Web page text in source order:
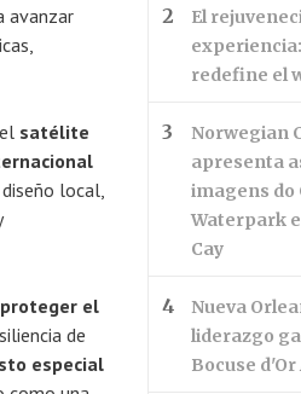
avanzar
satélite
local,
proteger el
de
especial
El
redefine el
Norwegian
apresenta
imagens do
Waterpark
Cay
Nueva
liderazgo
Bocuse